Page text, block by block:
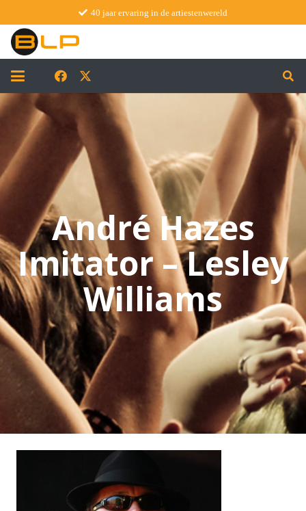
40 jaar ervaring in de artiestenwereld
André Hazes
Imitator – Lesley
Williams